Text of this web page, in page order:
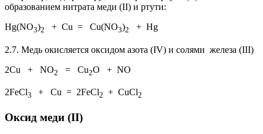
образованием нитрата меди (II) и ртути:
Hg(NO3)2 + Cu = Cu(NO3)2 + Hg
2.7. Медь окисляется оксидом азота (IV) и солями железа (III)
2Cu + NO2 = Cu2O + NO
2FeCl3 + Cu = 2FeCl2 + CuCl2
Оксид меди (II)